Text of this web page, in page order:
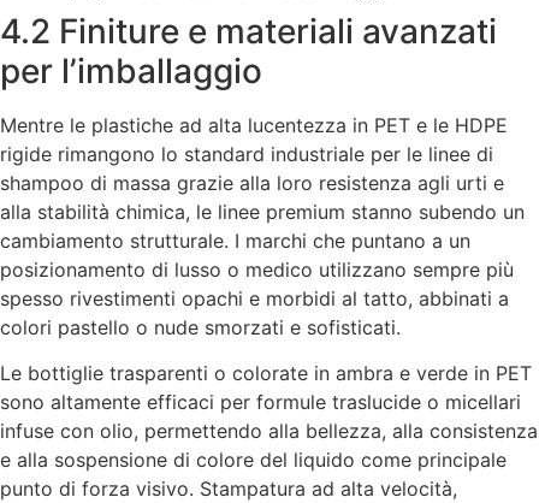
4.2 Finiture e materiali avanzati
per l’imballaggio
Mentre le plastiche ad alta lucentezza in PET e le HDPE
rigide rimangono lo standard industriale per le linee di
shampoo di massa grazie alla loro resistenza agli urti e
alla stabilità chimica, le linee premium stanno subendo un
cambiamento strutturale. I marchi che puntano a un
posizionamento di lusso o medico utilizzano sempre più
spesso rivestimenti opachi e morbidi al tatto, abbinati a
colori pastello o nude smorzati e sofisticati.
Le bottiglie trasparenti o colorate in ambra e verde in PET
sono altamente efficaci per formule traslucide o micellari
infuse con olio, permettendo alla bellezza, alla consistenza
e alla sospensione di colore del liquido come principale
punto di forza visivo. Stampatura ad alta velocità,